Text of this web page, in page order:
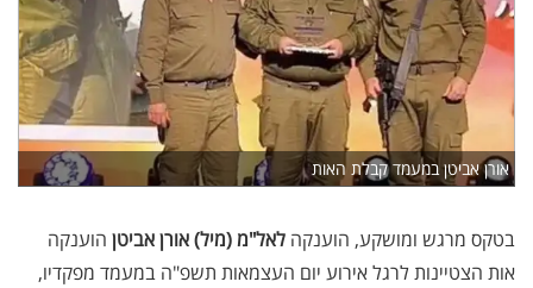
אורן אביטן במעמד קבלת האות
בטקס מרגש ומושקע, הוענקה לאל"מ (מיל) אורן אביטן הוענקה
אות הצטיינות לרגל אירוע יום העצמאות תשפ"ה במעמד מפקדיו,